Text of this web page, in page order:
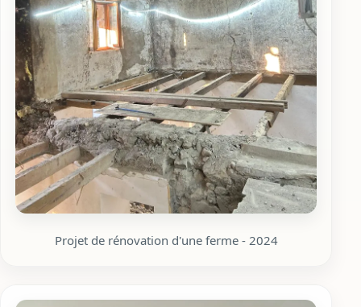
Projet de rénovation d'une ferme - 2024